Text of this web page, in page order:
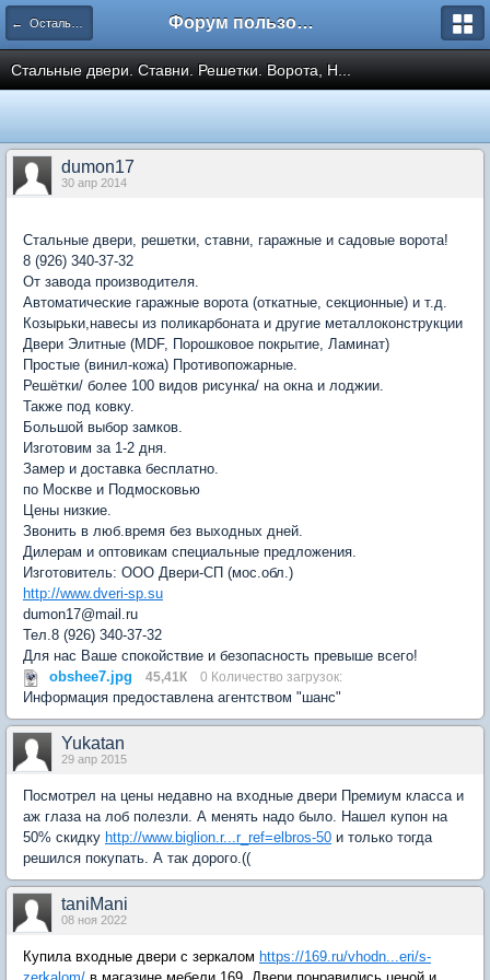
← Остальное Форум пользователей ООО "Климовская сеть"
Стальные двери. Ставни. Решетки. Ворота, Н...
dumon17
30 апр 2014
Стальные двери, решетки, ставни, гаражные и садовые ворота!
8 (926) 340-37-32
От завода производителя.
Автоматические гаражные ворота (откатные, секционные) и т.д.
Козырьки,навесы из поликарбоната и другие металлоконструкции
Двери Элитные (MDF, Порошковое покрытие, Ламинат)
Простые (винил-кожа) Противопожарные.
Решётки/ более 100 видов рисунка/ на окна и лоджии.
Также под ковку.
Большой выбор замков.
Изготовим за 1-2 дня.
Замер и доставка бесплатно.
по Москве и Подмосковью
Цены низкие.
Звонить в люб.время без выходных дней.
Дилерам и оптовикам специальные предложения.
Изготовитель: ООО Двери-СП (мос.обл.)
http://www.dveri-sp.su
dumon17@mail.ru
Тел.8 (926) 340-37-32
Для нас Ваше спокойствие и безопасность превыше всего!
obshee7.jpg
45,41К 0 Количество загрузок:
Информация предоставлена агентством "шанс"
Yukatan
29 апр 2015
Посмотрел на цены недавно на входные двери Премиум класса и
аж глаза на лоб полезли. А менять надо было. Нашел купон на
50% скидку http://www.biglion.r...r_ref=elbros-50 и только тогда
решился покупать. А так дорого.((
taniMani
08 ноя 2022
Купила входные двери с зеркалом https://169.ru/vhodn...eri/s-